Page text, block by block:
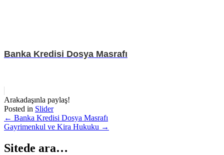
Banka Kredisi Dosya Masrafı
Arakadaşınla paylaş!
Posted in Slider
Post
navigation
← Banka Kredisi Dosya Masrafı
Gayrimenkul ve Kira Hukuku →
Sitede ara…